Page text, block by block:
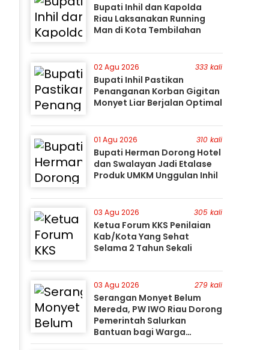
Bupati Inhil dan Kapolda
Riau Laksanakan Running
Man di Kota Tembilahan
02 Agu 2026 333 kali
Bupati Inhil Pastikan
Penanganan Korban Gigitan
Monyet Liar Berjalan Optimal
01 Agu 2026 310 kali
Bupati Herman Dorong Hotel
dan Swalayan Jadi Etalase
Produk UMKM Unggulan Inhil
03 Agu 2026 305 kali
Ketua Forum KKS Penilaian
Kab/Kota Yang Sehat
Selama 2 Tahun Sekali
03 Agu 2026 279 kali
Serangan Monyet Belum
Mereda, PW IWO Riau Dorong
Pemerintah Salurkan
Bantuan bagi Warga
Terdampak